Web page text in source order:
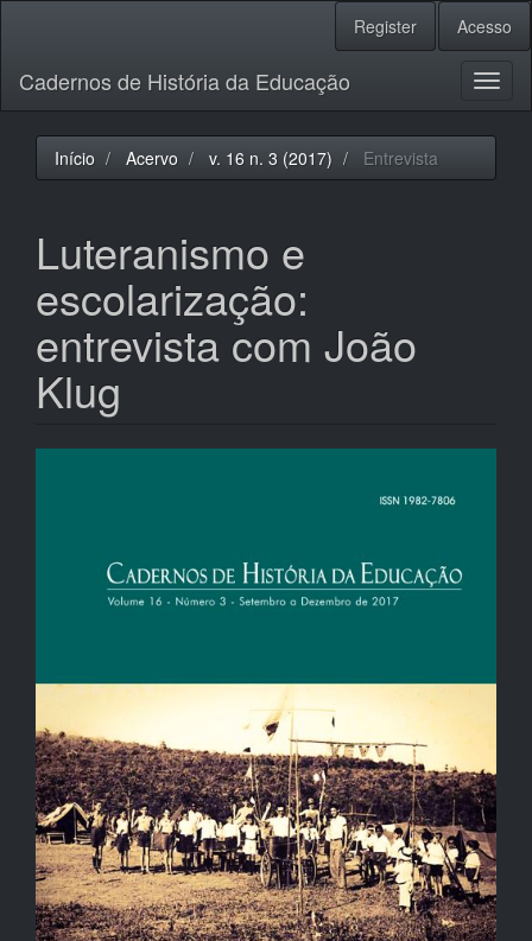
principal
Barra
Lateral
Register Acesso
Cadernos de História da Educação
Início Acervo v. 16 n. 3 (2017) Entrevista
Luteranismo e
escolarização:
entrevista com João
Klug
artigos